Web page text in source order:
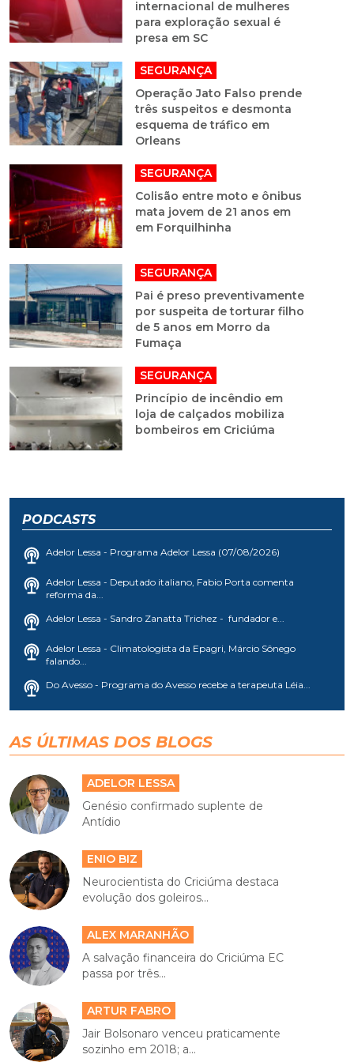
internacional de mulheres
para exploração sexual é
presa em SC
SEGURANÇA
Operação Jato Falso prende
três suspeitos e desmonta
esquema de tráfico em
Orleans
SEGURANÇA
Colisão entre moto e ônibus
mata jovem de 21 anos em
em Forquilhinha
SEGURANÇA
Pai é preso preventivamente
por suspeita de torturar filho
de 5 anos em Morro da
Fumaça
SEGURANÇA
Princípio de incêndio em
loja de calçados mobiliza
bombeiros em Criciúma
PODCASTS
Adelor Lessa - Programa Adelor Lessa (07/08/2026)
Adelor Lessa - Deputado italiano, Fabio Porta comenta
reforma da...
Adelor Lessa - Sandro Zanatta Trichez - fundador e...
Adelor Lessa - Climatologista da Epagri, Márcio Sônego
falando...
Do Avesso - Programa do Avesso recebe a terapeuta Léia...
AS ÚLTIMAS DOS BLOGS
ADELOR LESSA
Genésio confirmado suplente de
Antídio
ENIO BIZ
Neurocientista do Criciúma destaca
evolução dos goleiros...
ALEX MARANHÃO
A salvação financeira do Criciúma EC
passa por três...
ARTUR FABRO
Jair Bolsonaro venceu praticamente
sozinho em 2018; a...